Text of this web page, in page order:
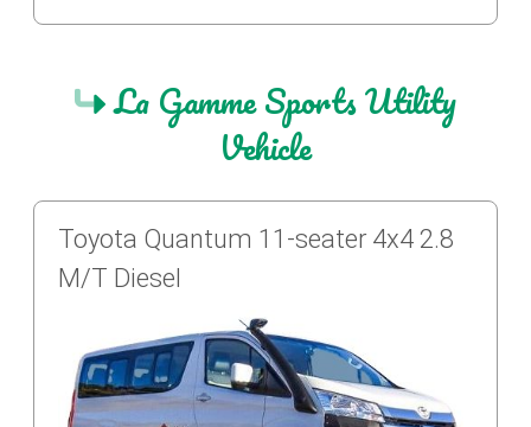
La Gamme Sports Utility
Vehicle
Toyota Quantum 11-seater 4x4 2.8
M/T Diesel